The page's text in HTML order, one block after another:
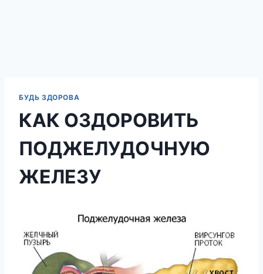
БУДЬ ЗДОРОВА
КАК ОЗДОРОВИТЬ
ПОДЖЕЛУДОЧНУЮ
ЖЕЛЕЗУ